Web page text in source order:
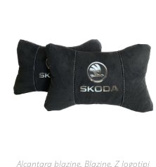
Alcantara blazine, Blazine, Z logotipi